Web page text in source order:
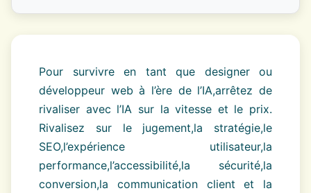
Pour survivre en tant que designer ou
développeur web à l’ère de l’IA,arrêtez de
rivaliser avec l’IA sur la vitesse et le prix.
Rivalisez sur le jugement,la stratégie,le
SEO,l’expérience utilisateur,la
performance,l’accessibilité,la sécurité,la
conversion,la communication client et la